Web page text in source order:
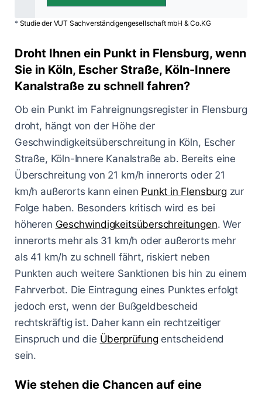
* Studie der VUT Sachverständigengesellschaft mbH & Co.KG
Droht Ihnen ein Punkt in Flensburg, wenn
Sie in Köln, Escher Straße, Köln-Innere
Kanalstraße zu schnell fahren?
Ob ein Punkt im Fahreignungsregister in Flensburg
droht, hängt von der Höhe der
Geschwindigkeitsüberschreitung in Köln, Escher
Straße, Köln-Innere Kanalstraße ab. Bereits eine
Überschreitung von 21 km/h innerorts oder 21
km/h außerorts kann einen Punkt in Flensburg zur
Folge haben. Besonders kritisch wird es bei
höheren Geschwindigkeitsüberschreitungen. Wer
innerorts mehr als 31 km/h oder außerorts mehr
als 41 km/h zu schnell fährt, riskiert neben
Punkten auch weitere Sanktionen bis hin zu einem
Fahrverbot. Die Eintragung eines Punktes erfolgt
jedoch erst, wenn der Bußgeldbescheid
rechtskräftig ist. Daher kann ein rechtzeitiger
Einspruch und die Überprüfung entscheidend
sein.
Wie stehen die Chancen auf eine